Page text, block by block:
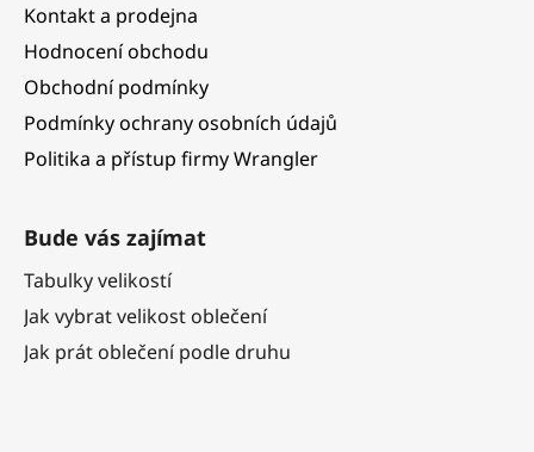
Kontakt a prodejna
Hodnocení obchodu
Obchodní podmínky
Podmínky ochrany osobních údajů
Politika a přístup firmy Wrangler
Bude vás zajímat
Tabulky velikostí
Jak vybrat velikost oblečení
Jak prát oblečení podle druhu